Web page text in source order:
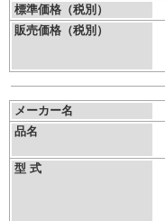
標準価格（税別）
販売価格（税別）
メーカー名
品名
型 式